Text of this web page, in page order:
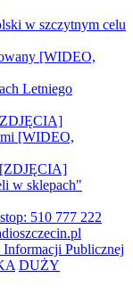
w szczytnym celu
[WIDEO,
Letniego
[WIDEO,
[ZDJĘCIA]
w sklepach"
510 777 222
Publicznej
DUŻY